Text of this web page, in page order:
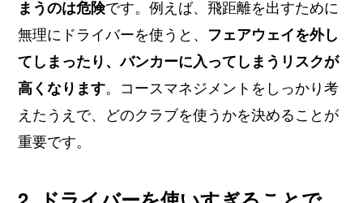
まうのは危険です。例えば、飛距離を出すために
無理にドライバーを使うと、 フェアウェイを外し
てしまったり、バンカーに入ってしまうリスクが
高くなります。コースマネジメントをしっかり考
えたうえで、どのクラブを使うかを決めることが
重要です。